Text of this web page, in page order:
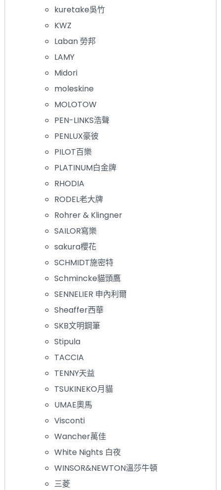
kuretake吳竹
KWZ
Laban 勞邦
LAMY
Midori
moleskine
MOLOTOW
PEN-LINKS浩聲
PENLUX豪彼
PILOT百樂
PLATINUM白金牌
RHODIA
RODEL老大牌
Rohrer & Klingner
SAILOR寫樂
sakura櫻花
SCHMIDT施密特
Schmincke貓頭鷹
SENNELIER 申內利爾
Sheaffer西華
SKB文明鋼筆
Stipula
TACCIA
TENNY天益
TSUKINEKO月貓
UMAE奧馬
Visconti
Wancher萬佳
White Nights 白夜
WINSOR&NEWTON溫莎牛頓
三菱